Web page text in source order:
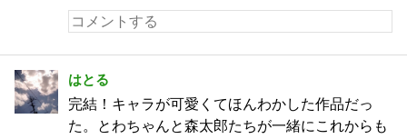
はとる
完結！キャラが可愛くてほんわかした作品だっ
た。とわちゃんと森太郎たちが一緒にこれからも